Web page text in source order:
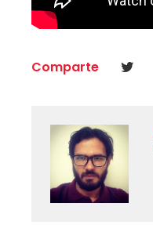
Comparte